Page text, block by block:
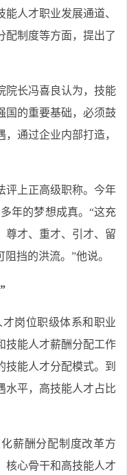
人才职业发展通道、
配制度等方面，提出了
院长冯喜良认为，技能
国的重要基础，必须鼓
通过企业内部打造，
评上正高级职称。今年
年的梦想成真。“这充
尊才、重才、引才、留
挡的洪流。”他说。
才岗位职级体系和职业
技能人才薪酬分配工作
能人才分配模式。到
水平，高技能人才占比
薪酬分配制度改革方
核心骨干和高技能人才